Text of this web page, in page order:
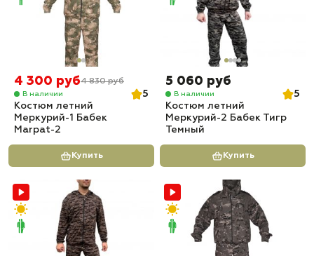
4 300 руб4 830 руб
В наличии
5
Костюм летний
Меркурий-1 Бабек
Marpat-2
Купить
5 060 руб
В наличии
5
Костюм летний
Меркурий-2 Бабек Тигр
Темный
Купить